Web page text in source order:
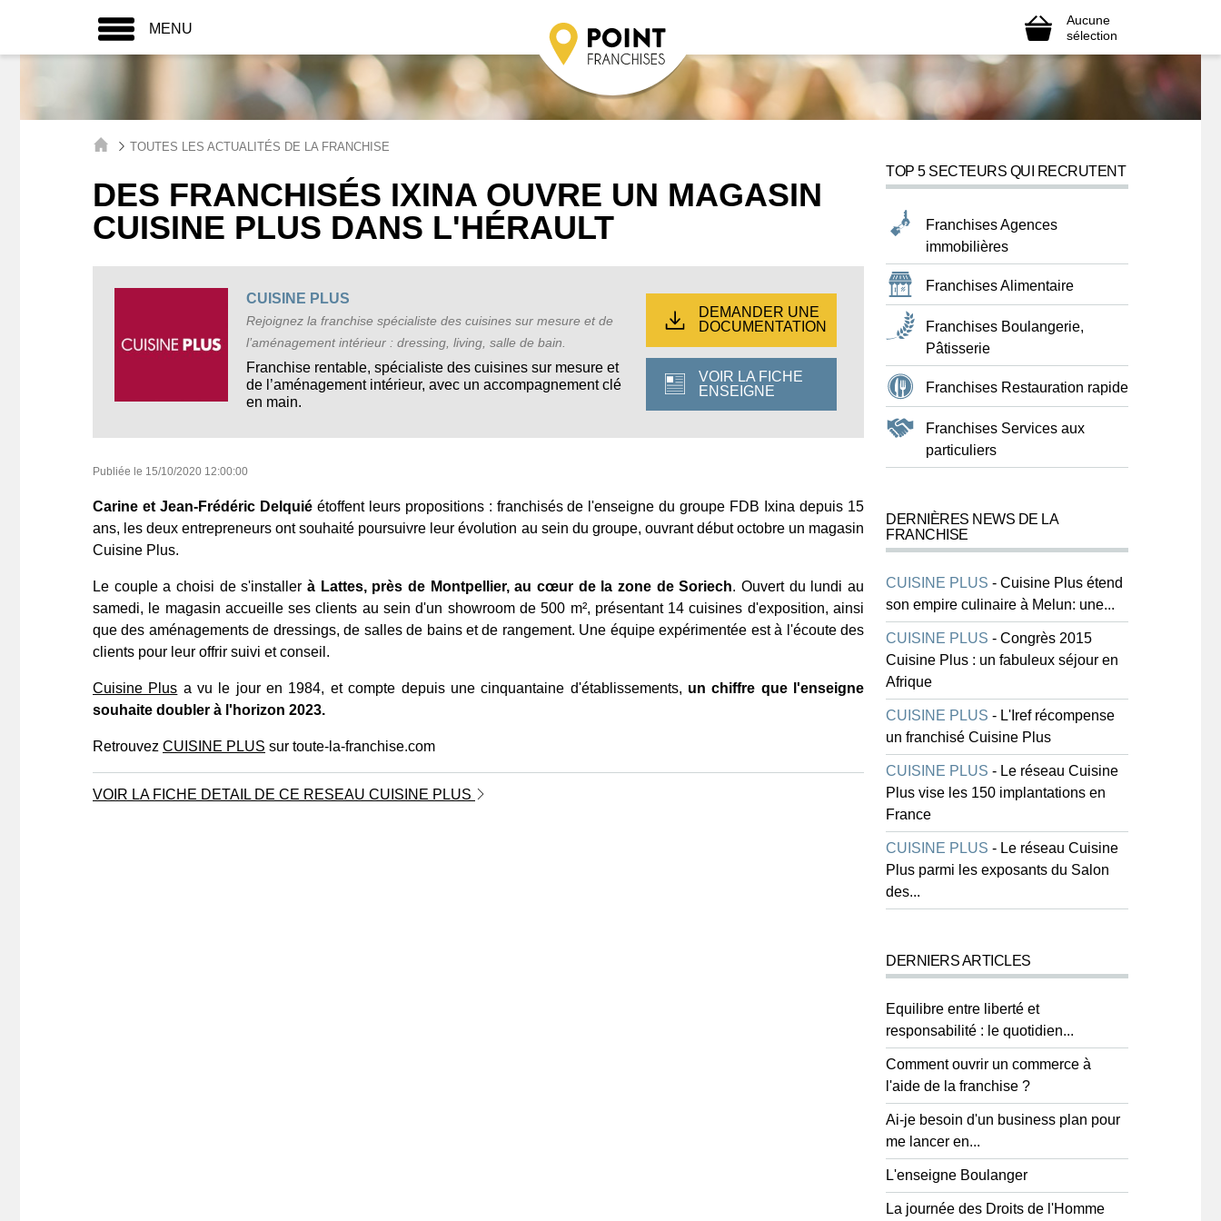
MENU
Aucune
sélection
TOUTES LES ACTUALITÉS DE LA FRANCHISE
DES FRANCHISÉS IXINA OUVRE UN MAGASIN
CUISINE PLUS DANS L'HÉRAULT
CUISINE PLUS
Rejoignez la franchise spécialiste des cuisines sur mesure et de
l’aménagement intérieur : dressing, living, salle de bain.
Franchise rentable, spécialiste des cuisines sur mesure et
de l’aménagement intérieur, avec un accompagnement clé
en main.
DEMANDER UNE
DOCUMENTATION
VOIR LA FICHE
ENSEIGNE
Publiée le 15/10/2020 12:00:00
Carine et Jean-Frédéric Delquiéétoffent leurs propositions : franchisés de l'enseigne du groupe FDB Ixina depuis 15
ans, les deux entrepreneurs ont souhaité poursuivre leur évolution au sein du groupe, ouvrant début octobre un magasin
Cuisine Plus.
Le couple a choisi de s'installer à Lattes, près de Montpellier, au cœur de la zone de Soriech. Ouvert du lundi au
samedi, le magasin accueille ses clients au sein d'un showroom de 500 m², présentant 14 cuisines d'exposition, ainsi
que des aménagements de dressings, de salles de bains et de rangement. Une équipe expérimentée est à l'écoute des
clients pour leur offrir suivi et conseil.
Cuisine Plus a vu le jour en 1984, et compte depuis une cinquantaine d'établissements, un chiffre que l'enseigne
souhaite doubler à l'horizon 2023.
Retrouvez CUISINE PLUS sur toute-la-franchise.com
VOIR LA FICHE DETAIL DE CE RESEAU CUISINE PLUS
TOP 5 SECTEURS QUI RECRUTENT
Franchises Agences
immobilières
Franchises Alimentaire
Franchises Boulangerie,
Pâtisserie
Franchises Restauration rapide
Franchises Services aux
particuliers
DERNIÈRES NEWS DE LA
FRANCHISE
CUISINE PLUS - Cuisine Plus étend
son empire culinaire à Melun: une...
CUISINE PLUS - Congrès 2015
Cuisine Plus : un fabuleux séjour en
Afrique
CUISINE PLUS - L'Iref récompense
un franchisé Cuisine Plus
CUISINE PLUS - Le réseau Cuisine
Plus vise les 150 implantations en
France
CUISINE PLUS - Le réseau Cuisine
Plus parmi les exposants du Salon
des...
DERNIERS ARTICLES
Equilibre entre liberté et
responsabilité : le quotidien...
Comment ouvrir un commerce à
l'aide de la franchise ?
Ai-je besoin d'un business plan pour
me lancer en...
L'enseigne Boulanger
La journée des Droits de l'Homme